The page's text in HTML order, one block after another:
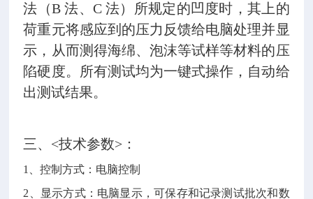
法（B 法、C 法）所规定的凹度时，其上的
荷重元将感应到的压力反馈给电脑处理并显
示，从而测得海绵、泡沫等试样等材料的压
陷硬度。所有测试均为一键式操作，自动给
出测试结果。
三、<技术参数>：
1、控制方式：电脑控制
2、显示方式：电脑显示，可保存和记录测试批次和数